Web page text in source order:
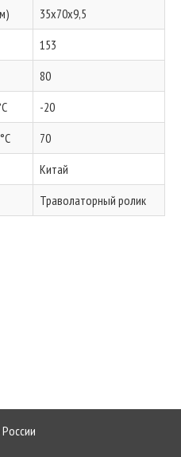
35х70х9,5
153
80
-20
70
Китай
Траволаторный ролик